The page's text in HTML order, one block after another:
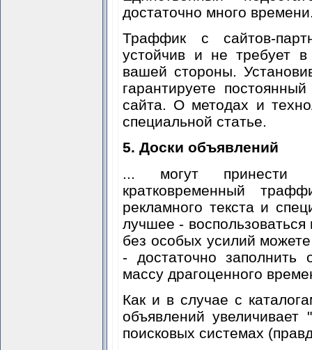
достаточно много
Траффик с сайтов-
устойчив и не требует
вашей стороны.
гарантируете
сайта. О методах и
специальной статье.
5. Доски объявлений
... могут принести
кратковременный
рекламного текста и
лучшее -
без особых усилий
- достаточно
массу драгоценного
Как и в случае с
объявлений увеличивает
поисковых системах